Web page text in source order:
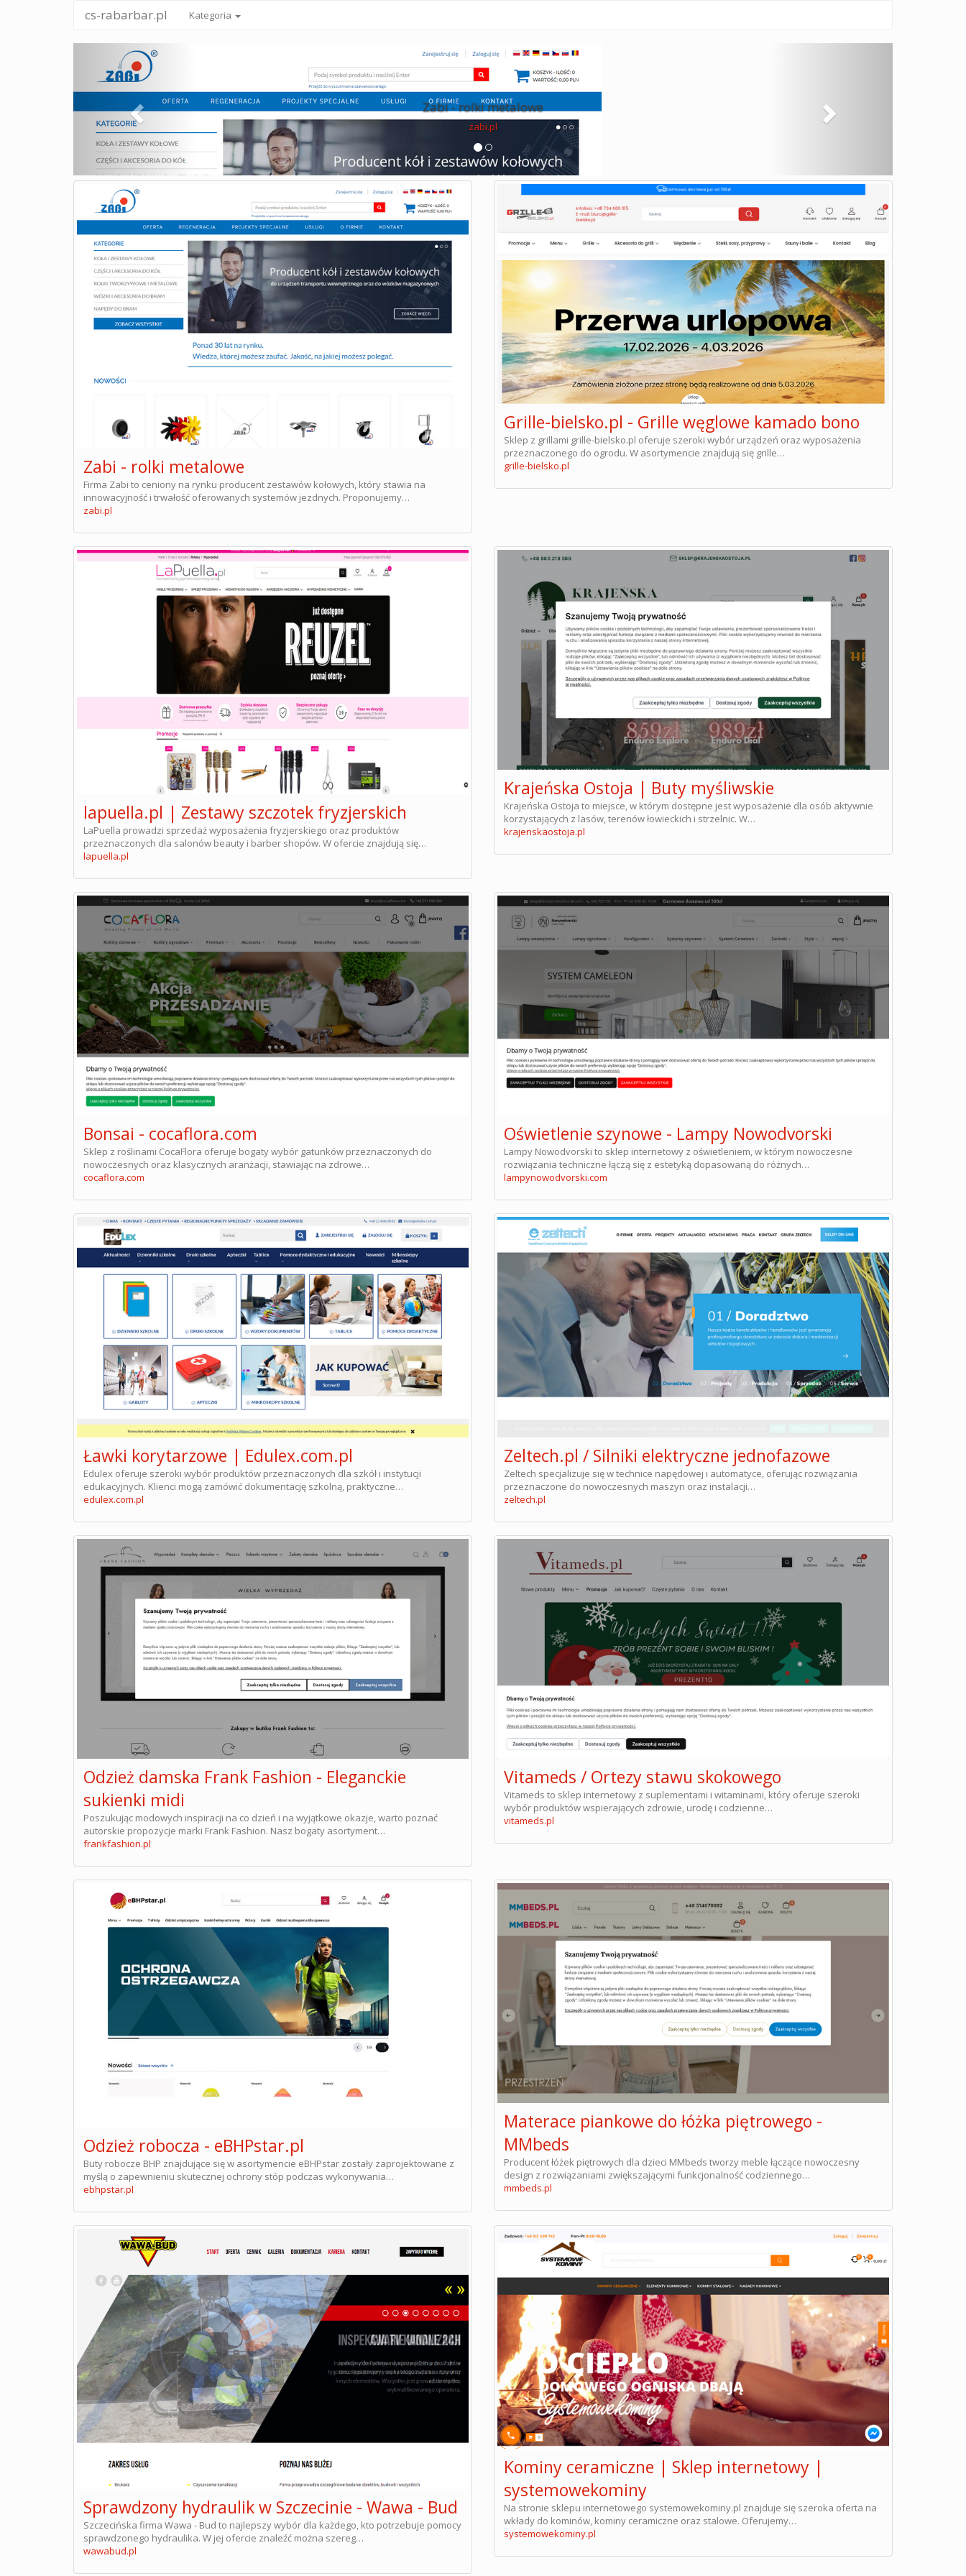
cs-rabarbar.pl Kategoria
Zabi - rolki metalowe
zabi.pl
Zabi - rolki metalowe
Firma Zabi to ceniony na rynku producent zestawów kołowych, który stawia na
innowacyjność i trwałość oferowanych systemów jezdnych. Proponujemy…
zabi.pl
Grille-bielsko.pl - Grille węglowe kamado bono
Sklep z grillami grille-bielsko.pl oferuje szeroki wybór urządzeń oraz wyposażenia
przeznaczonego do ogrodu. W asortymencie znajdują się grille…
grille-bielsko.pl
lapuella.pl | Zestawy szczotek fryzjerskich
LaPuella prowadzi sprzedaż wyposażenia fryzjerskiego oraz produktów
przeznaczonych dla salonów beauty i barber shopów. W ofercie znajdują się…
lapuella.pl
Krajeńska Ostoja | Buty myśliwskie
Krajeńska Ostoja to miejsce, w którym dostępne jest wyposażenie dla osób aktywnie
korzystających z lasów, terenów łowieckich i strzelnic. W…
krajenskaostoja.pl
Bonsai - cocaflora.com
Sklep z roślinami CocaFlora oferuje bogaty wybór gatunków przeznaczonych do
nowoczesnych oraz klasycznych aranżacji, stawiając na zdrowe…
cocaflora.com
Oświetlenie szynowe - Lampy Nowodvorski
Lampy Nowodvorski to sklep internetowy z oświetleniem, w którym nowoczesne
rozwiązania techniczne łączą się z estetyką dopasowaną do różnych…
lampynowodvorski.com
Ławki korytarzowe | Edulex.com.pl
Edulex oferuje szeroki wybór produktów przeznaczonych dla szkół i instytucji
edukacyjnych. Klienci mogą zamówić dokumentację szkolną, praktyczne…
edulex.com.pl
Zeltech.pl / Silniki elektryczne jednofazowe
Zeltech specjalizuje się w technice napędowej i automatyce, oferując rozwiązania
przeznaczone do nowoczesnych maszyn oraz instalacji…
zeltech.pl
Odzież damska Frank Fashion - Eleganckie
sukienki midi
Poszukując modowych inspiracji na co dzień i na wyjątkowe okazje, warto poznać
autorskie propozycje marki Frank Fashion. Nasz bogaty asortyment…
frankfashion.pl
Vitameds / Ortezy stawu skokowego
Vitameds to sklep internetowy z suplementami i witaminami, który oferuje szeroki
wybór produktów wspierających zdrowie, urodę i codzienne…
vitameds.pl
Odzież robocza - eBHPstar.pl
Buty robocze BHP znajdujące się w asortymencie eBHPstar zostały zaprojektowane z
myślą o zapewnieniu skutecznej ochrony stóp podczas wykonywania…
ebhpstar.pl
Materace piankowe do łóżka piętrowego -
MMbeds
Producent łóżek piętrowych dla dzieci MMbeds tworzy meble łączące nowoczesny
design z rozwiązaniami zwiększającymi funkcjonalność codziennego…
mmbeds.pl
Sprawdzony hydraulik w Szczecinie - Wawa - Bud
Szczecińska firma Wawa - Bud to najlepszy wybór dla każdego, kto potrzebuje pomocy
sprawdzonego hydraulika. W jej ofercie znaleźć można szereg…
wawabud.pl
Kominy ceramiczne | Sklep internetowy |
systemowekominy
Na stronie sklepu internetowego systemowekominy.pl znajduje się szeroka oferta na
wkłady do kominów, kominy ceramiczne oraz stalowe. Oferujemy…
systemowekominy.pl